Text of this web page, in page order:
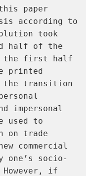
paper
according to
took
half of the
the first half
printed
the transition
impersonal
used to
on trade
commercial
one’s socio-
if